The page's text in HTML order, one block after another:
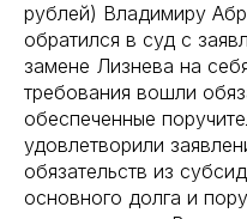
рублей) Владимиру
обратился в суд с
замене Лизнева на
требования вошли
обеспеченные
удовлетворили
обязательств из
основного долга и